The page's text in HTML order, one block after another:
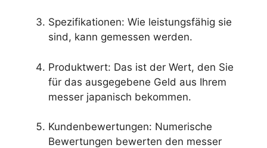
Spezifikationen: Wie leistungsfähig sie
sind, kann gemessen werden.
Produktwert: Das ist der Wert, den Sie
für das ausgegebene Geld aus Ihrem
messer japanisch bekommen.
Kundenbewertungen: Numerische
Bewertungen bewerten den messer